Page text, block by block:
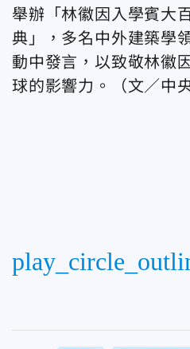
舉辦「林徽因入學賓大
典」，多名中外建築學
動中發言，以致敬林徽
球的影響力。（文／中央